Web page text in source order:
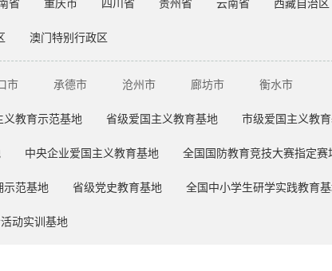
省 重庆市 四川省 贵州省 云南省 西藏自治区
澳门特别行政区
市 承德市 沧州市 廊坊市 衡水市
义教育示范基地 省级爱国主义教育基地 市级爱国主义教
中央企业爱国主义教育基地 全国国防教育竞技大赛指定赛
示范基地 省级党史教育基地 全国中小学生研学实践教育
动实训基地